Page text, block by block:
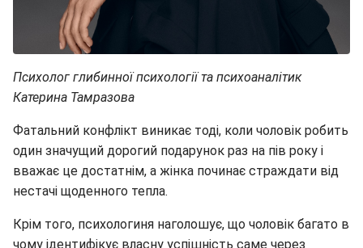
Психолог глибинної психології та психоаналітик
Катерина Тамразова
Фатальний конфлікт виникає тоді, коли чоловік робить
один значущий дорогий подарунок раз на пів року і
вважає це достатнім, а жінка починає страждати від
нестачі щоденного тепла.
Крім того, психологиня наголошує, що чоловік багато в
чому ідентифікує власну успішність саме через